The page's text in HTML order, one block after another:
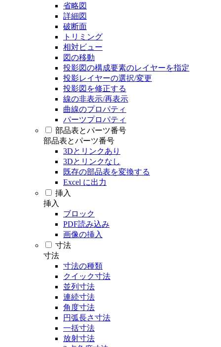
省略図
詳細図
破断面
トリミング
相対ビュー
図の移動
投影図の構成要素のレイヤーを指定
投影レイヤーの選択/変更
投影図を修正する
線の非表示/再表示
曲線のプロパティ
パーツプロパティ
部品表とパーツ番号
部品表とパーツ番号
3Dとリンクあり
3Dとリンクなし
既存の部品表を変換する
Excel に出力
挿入
挿入
ブロック
PDF読み込み
画像の挿入
寸法
寸法
寸法の種類
クイック寸法
並列寸法
連続寸法
角度寸法
円弧長さ寸法
一括寸法
放射寸法